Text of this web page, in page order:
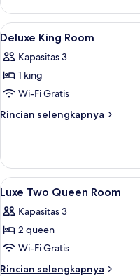
Kamar
Double
untuk
Orang
Lihat
semua
foto
untuk
Deluxe
King
1
Deluxe King Room
Kapasitas 3
1 king
Wi-Fi Gratis
Rincian selengkapnya
Rincian
Deluxe
King
Room
Lihat
semua
foto
untuk
Luxe
Two
2
Luxe Two Queen Room
Kapasitas 3
2 queen
Wi-Fi Gratis
Rincian selengkapnya
Rincian